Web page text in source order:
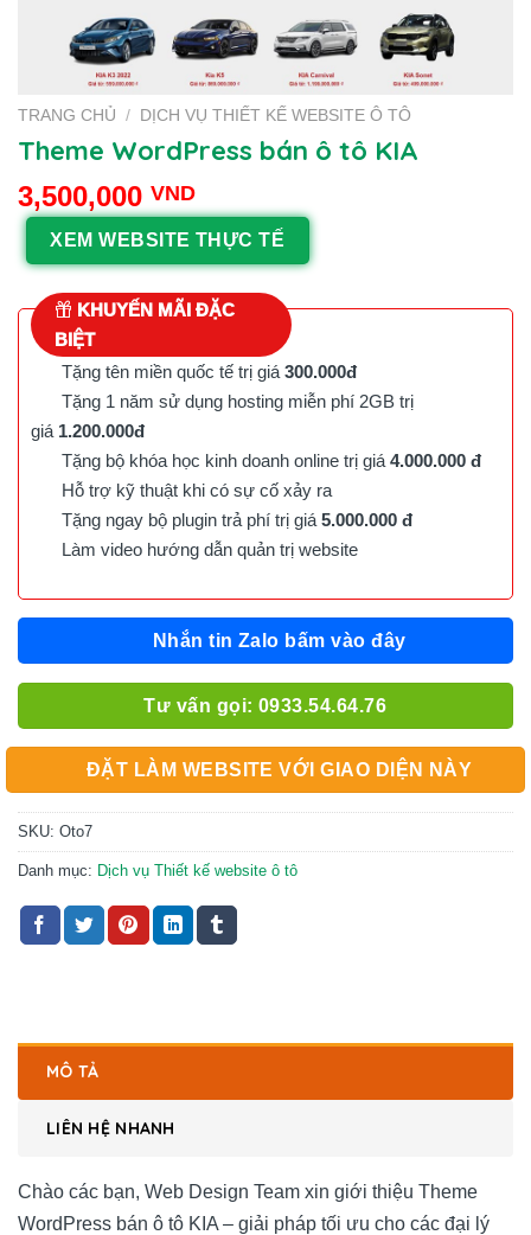
TRANG CHỦ / DỊCH VỤ THIẾT KẾ WEBSITE Ô TÔ
Theme WordPress bán ô tô KIA
3,500,000 VND
XEM WEBSITE THỰC TẾ
KHUYẾN MÃI ĐẶC
BIỆT
Tặng tên miền quốc tế trị giá 300.000đ
Tặng 1 năm sử dụng hosting miễn phí 2GB trị
giá 1.200.000đ
Tặng bộ khóa học kinh doanh online trị giá 4.000.000 đ
Hỗ trợ kỹ thuật khi có sự cố xảy ra
Tặng ngay bộ plugin trả phí trị giá 5.000.000 đ
Làm video hướng dẫn quản trị website
Nhắn tin Zalo bấm vào đây
Tư vấn gọi: 0933.54.64.76
ĐẶT LÀM WEBSITE VỚI GIAO DIỆN NÀY
SKU: Oto7
Danh mục: Dịch vụ Thiết kế website ô tô
MÔ TẢ
LIÊN HỆ NHANH
Chào các bạn, Web Design Team xin giới thiệu Theme
WordPress bán ô tô KIA – giải pháp tối ưu cho các đại lý